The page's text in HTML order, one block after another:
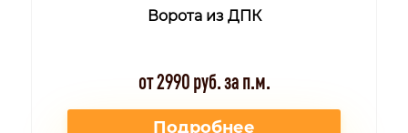
Ворота из ДПК
от 2990 руб. за п.м.
Подробнее